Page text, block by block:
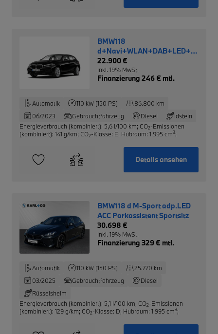
BMW118
d+Navi+WLAN+DAB+LED+RFK+e-
Sitze+Temp+PDCv+h
22.900 €
inkl. 19% MwSt.
Finanzierung 246 € mtl.
Automatik 110 kW (150 PS)
86.800 km
06/2023
Gebrauchtfahrzeug Diesel
Idstein
Energieverbrauch (kombiniert): 5,6 l/100 km; CO2-Emissionen
(kombiniert): 141 g/km; CO2-Klasse: E; Hubraum: 1.995 cm3;
Details ansehen
BMW118 d M-Sport adp.LED
ACC Parkassistent Sportsitz
30.698 €
inkl. 19% MwSt.
Finanzierung 329 € mtl.
Automatik 110 kW (150 PS)
25.770 km
03/2025
Gebrauchtfahrzeug
Diesel
Rüsselsheim
Energieverbrauch (kombiniert): 5,1 l/100 km; CO2-Emissionen
(kombiniert): 129 g/km; CO2-Klasse: D; Hubraum: 1.995 cm3;